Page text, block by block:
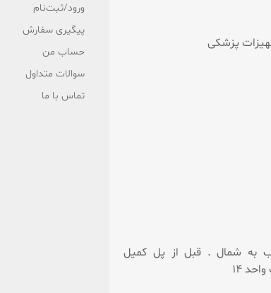
پزشکی
به شمال . قبل از پل کمیل
14
ورود/ثبت‌نام
پیگیری سفارش
حساب من
سوالات متداول
تماس با ما